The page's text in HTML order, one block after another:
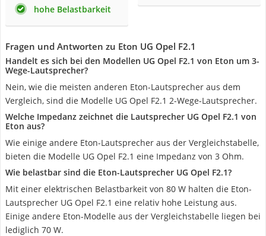
hohe Belastbarkeit
Fragen und Antworten zu Eton UG Opel F2.1
Handelt es sich bei den Modellen UG Opel F2.1 von Eton um 3-
Wege-Lautsprecher?
Nein, wie die meisten anderen Eton-Lautsprecher aus dem
Vergleich, sind die Modelle UG Opel F2.1 2-Wege-Lautsprecher.
Welche Impedanz zeichnet die Lautsprecher UG Opel F2.1 von
Eton aus?
Wie einige andere Eton-Lautsprecher aus der Vergleichstabelle,
bieten die Modelle UG Opel F2.1 eine Impedanz von 3 Ohm.
Wie belastbar sind die Eton-Lautsprecher UG Opel F2.1?
Mit einer elektrischen Belastbarkeit von 80 W halten die Eton-
Lautsprecher UG Opel F2.1 eine relativ hohe Leistung aus.
Einige andere Eton-Modelle aus der Vergleichstabelle liegen bei
lediglich 70 W.